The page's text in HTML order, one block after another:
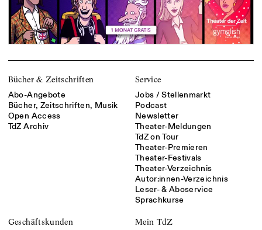
Bücher & Zeitschriften
Abo-Angebote
Bücher, Zeitschriften, Musik
Open Access
TdZ Archiv
Service
Jobs / Stellenmarkt
Podcast
Newsletter
Theater-Meldungen
TdZ on Tour
Theater-Premieren
Theater-Festivals
Theater-Verzeichnis
Autor:innen-Verzeichnis
Leser- & Aboservice
Sprachkurse
Geschäftskunden Mein TdZ